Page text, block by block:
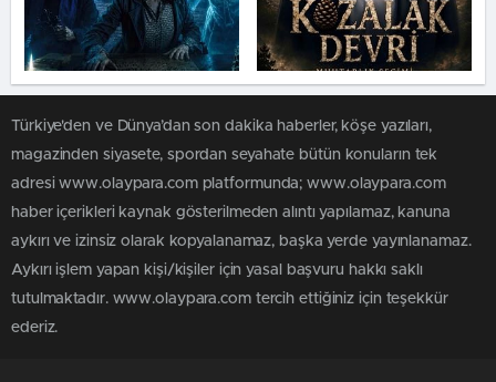
Türkiye'den ve Dünya’dan son dakika haberler, köşe yazıları,
magazinden siyasete, spordan seyahate bütün konuların tek
adresi www.olaypara.com platformunda; www.olaypara.com
haber içerikleri kaynak gösterilmeden alıntı yapılamaz, kanuna
aykırı ve izinsiz olarak kopyalanamaz, başka yerde yayınlanamaz.
Aykırı işlem yapan kişi/kişiler için yasal başvuru hakkı saklı
tutulmaktadır. www.olaypara.com tercih ettiğiniz için teşekkür
ederiz.